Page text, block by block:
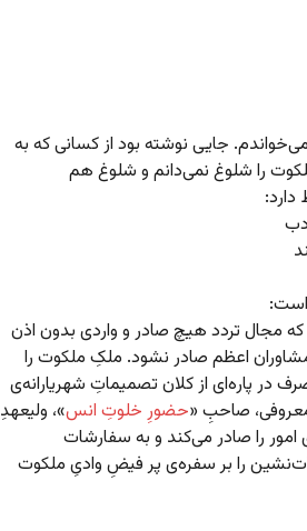
جایی نوشته بود از کسانی که به
را شلوغ نمی‌دانم و شلوغ هم
است:
که مجال تردد هیچ صادر و واردی بدون اذن
اعظم صادر نشود. ملکِ ملکوت را
در پاره‌ای از کلان تصمیماتِ شهریارانه‌ی
صاحبِ «حضورِ خلوتِ انس»، ولیعهدِ
امور را صادر می‌کند و به سفارشات
را بر سفره‌ی پر فیضِ وادیِ ملکوت